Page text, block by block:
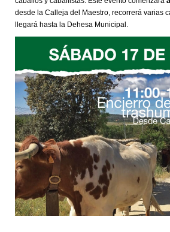
desde la Calleja del Maestro, recorrerá varias
llegará hasta la Dehesa Municipal.